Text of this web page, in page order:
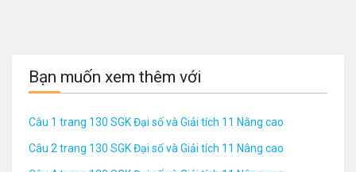
Bạn muốn xem thêm với
Câu 1 trang 130 SGK Đại số và Giải tích 11 Nâng cao
Câu 2 trang 130 SGK Đại số và Giải tích 11 Nâng cao